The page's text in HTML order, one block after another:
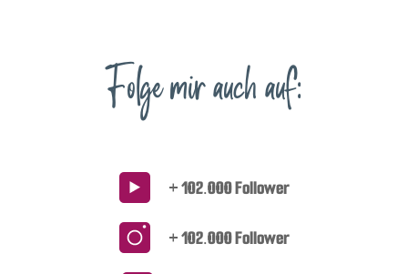
Folge mir auch auf:
+ 102.000 Follower
+ 102.000 Follower